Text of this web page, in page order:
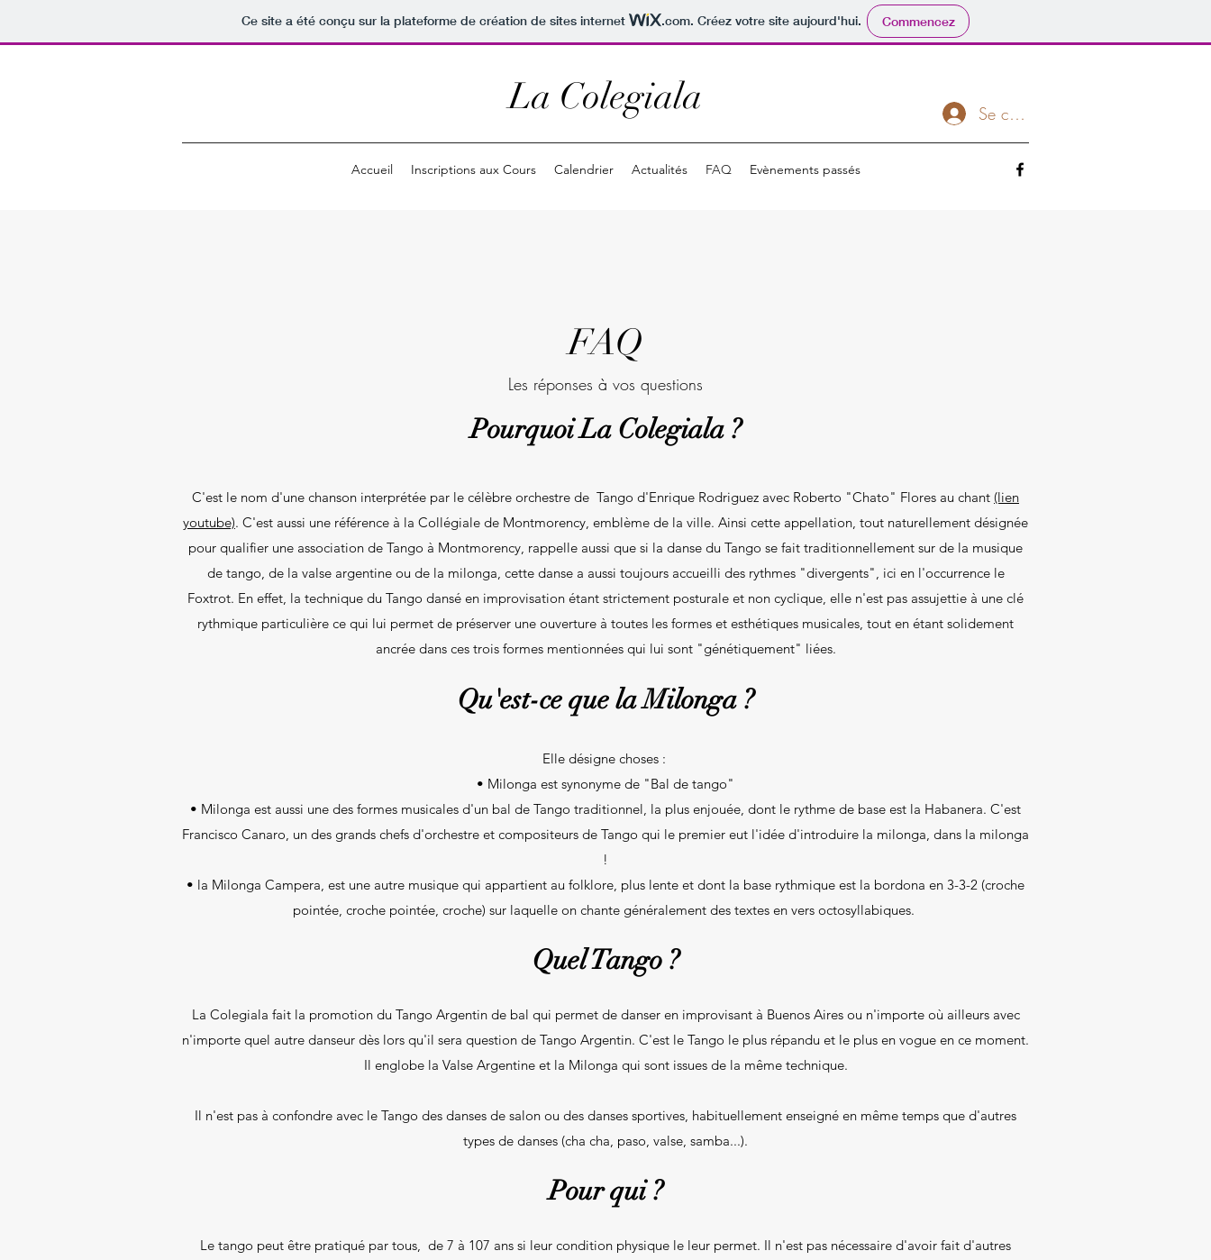
Ce site a été conçu sur la plateforme de création de sites internet .com. Créez votre site aujourd'hui. Commencez
La Colegiala Se connecter
Accueil Inscriptions aux Cours Calendrier Actualités FAQ Evènements passés
FAQ
Les réponses à vos questions
Pourquoi La Colegiala ?
C'est le nom d'une chanson interprétée par le célèbre orchestre de Tango d'Enrique Rodriguez avec Roberto "Chato" Flores au chant (lien
youtube). C'est aussi une référence à la Collégiale de Montmorency, emblème de la ville. Ainsi cette appellation, tout naturellement désignée
pour qualifier une association de Tango à Montmorency, rappelle aussi que si la danse du Tango se fait traditionnellement sur de la musique
de tango, de la valse argentine ou de la milonga, cette danse a aussi toujours accueilli des rythmes "divergents", ici en l'occurrence le
Foxtrot. En effet, la technique du Tango dansé en improvisation étant strictement posturale et non cyclique, elle n'est pas assujettie à une clé
rythmique particulière ce qui lui permet de préserver une ouverture à toutes les formes et esthétiques musicales, tout en étant solidement
ancrée dans ces trois formes mentionnées qui lui sont "génétiquement" liées.
Qu'est-ce que la Milonga ?
Elle désigne choses :
• Milonga est synonyme de "Bal de tango"
• Milonga est aussi une des formes musicales d'un bal de Tango traditionnel, la plus enjouée, dont le rythme de base est la Habanera. C'est
Francisco Canaro, un des grands chefs d'orchestre et compositeurs de Tango qui le premier eut l'idée d'introduire la milonga, dans la milonga
!
• la Milonga Campera, est une autre musique qui appartient au folklore, plus lente et dont la base rythmique est la bordona en 3-3-2 (croche
pointée, croche pointée, croche) sur laquelle on chante généralement des textes en vers octosyllabiques.
Quel Tango ?
La Colegiala fait la promotion du Tango Argentin de bal qui permet de danser en improvisant à Buenos Aires ou n'importe où ailleurs avec
n'importe quel autre danseur dès lors qu'il sera question de Tango Argentin. C'est le Tango le plus répandu et le plus en vogue en ce moment.
Il englobe la Valse Argentine et la Milonga qui sont issues de la même technique.
Il n'est pas à confondre avec le Tango des danses de salon ou des danses sportives, habituellement enseigné en même temps que d'autres
types de danses (cha cha, paso, valse, samba...).
Pour qui ?
Le tango peut être pratiqué par tous, de 7 à 107 ans si leur condition physique le leur permet. Il n'est pas nécessaire d'avoir fait d'autres